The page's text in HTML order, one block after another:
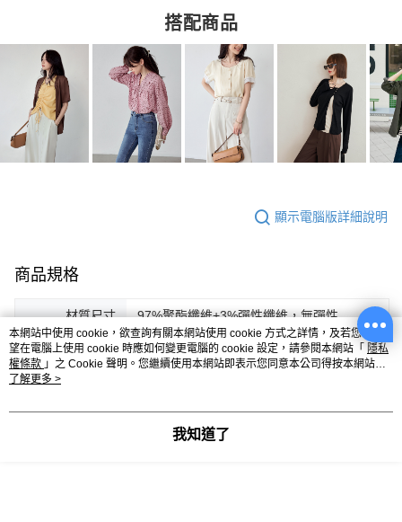
搭配商品
顯示電腦版詳細說明
商品規格
材質尺寸 97%聚酯纖維+3%彈性纖維，無彈性
色系 3色
本網站中使用 cookie，欲查詢有關本網站使用 cookie 方式之詳情，及若您不希
望在電腦上使用 cookie 時應如何變更電腦的 cookie 設定，請參閱本網站「 隱私
權條款 」之 Cookie 聲明。您繼續使用本網站即表示您同意本公司得按本網站使
用條款之 Cookie 聲明使用 cookie。
了解更多 >
我知道了